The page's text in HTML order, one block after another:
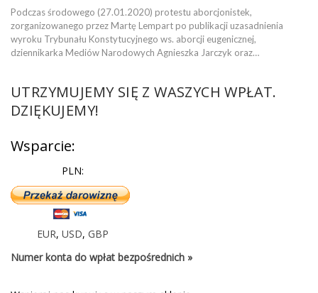
Podczas środowego (27.01.2020) protestu aborcjonistek,
zorganizowanego przez Martę Lempart po publikacji uzasadnienia
wyroku Trybunału Konstytucyjnego ws. aborcji eugenicznej,
dziennikarka Mediów Narodowych Agnieszka Jarczyk oraz…
UTRZYMUJEMY SIĘ Z WASZYCH WPŁAT.
DZIĘKUJEMY!
Wsparcie:
PLN:
EUR, USD, GBP
Numer konta do wpłat bezpośrednich »